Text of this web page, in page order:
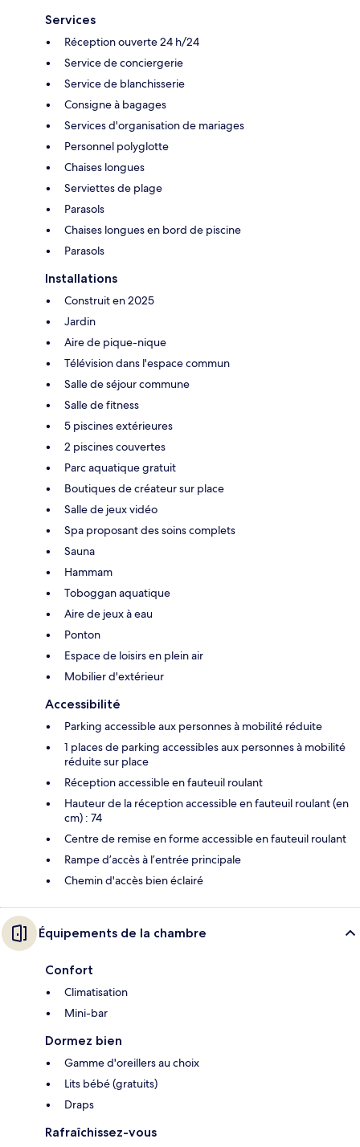
Services
Réception ouverte 24 h/24
Service de conciergerie
Service de blanchisserie
Consigne à bagages
Services d'organisation de mariages
Personnel polyglotte
Chaises longues
Serviettes de plage
Parasols
Chaises longues en bord de piscine
Parasols
Installations
Construit en 2025
Jardin
Aire de pique-nique
Télévision dans l'espace commun
Salle de séjour commune
Salle de fitness
5 piscines extérieures
2 piscines couvertes
Parc aquatique gratuit
Boutiques de créateur sur place
Salle de jeux vidéo
Spa proposant des soins complets
Sauna
Hammam
Toboggan aquatique
Aire de jeux à eau
Ponton
Espace de loisirs en plein air
Mobilier d'extérieur
Accessibilité
Parking accessible aux personnes à mobilité réduite
1 places de parking accessibles aux personnes à mobilité
réduite sur place
Réception accessible en fauteuil roulant
Hauteur de la réception accessible en fauteuil roulant (en
cm) : 74
Centre de remise en forme accessible en fauteuil roulant
Rampe d’accès à l’entrée principale
Chemin d'accès bien éclairé
Équipements de la chambre
Confort
Climatisation
Mini-bar
Dormez bien
Gamme d'oreillers au choix
Lits bébé (gratuits)
Draps
Rafraîchissez-vous